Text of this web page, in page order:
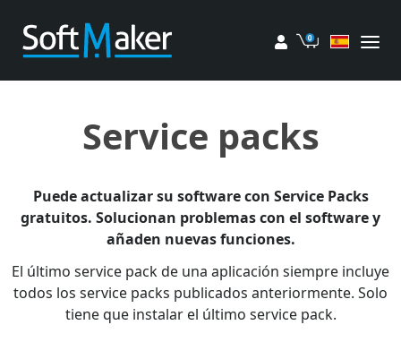
Mi cuenta
Carrito de
Service packs
Puede actualizar su software con Service Packs
gratuitos. Solucionan problemas con el software y
añaden nuevas funciones.
El último service pack de una aplicación siempre incluye
todos los service packs publicados anteriormente. Solo
tiene que instalar el último service pack.